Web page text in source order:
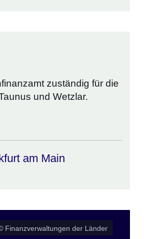
zuständig für die
und Wetzlar.
am Main
Finanzverwaltungen der Länder